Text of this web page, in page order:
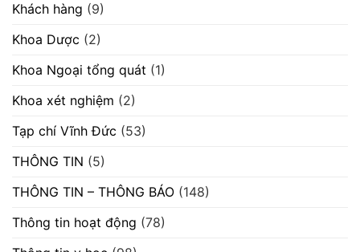
Khách hàng (9)
Khoa Dược (2)
Khoa Ngoại tổng quát (1)
Khoa xét nghiệm (2)
Tạp chí Vĩnh Đức (53)
THÔNG TIN (5)
THÔNG TIN – THÔNG BÁO (148)
Thông tin hoạt động (78)